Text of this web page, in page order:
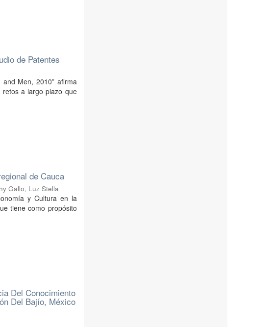
de Patentes
Men, 2010” afirma
a largo plazo que
de Cauca
Gallo, Luz Stella
y Cultura en la
tiene como propósito
Del Conocimiento
Del Bajío, México